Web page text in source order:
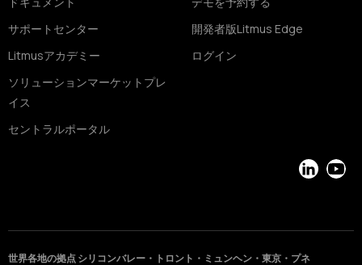
サポートセンター
Litmusアカデミー
ソリューションマーケットプレ
イス
セントラルポータル
開発者版Litmus Edge
ログイン
LinkedIn
世界各地の拠点 シリコンバレー・トロント・ミュンヘン・東京・プネ